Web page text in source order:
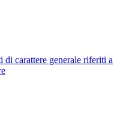
di carattere generale riferiti a